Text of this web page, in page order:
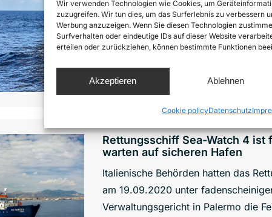
Wir verwenden Technologien wie Cookies, um
zuzugreifen. Wir tun dies, um das Surferlebnis zu verbessern
Werbung anzuzeigen. Wenn Sie diesen Technologien
Surfverhalten oder eindeutige IDs auf dieser Website
erteilen oder zurückziehen, können bestimmte Funktionen
Akzeptieren Ablehnen
Cookie policyDatenschutz
Gasplattform im zentralen
festsaßen. Trotz der akuten
Rettungsmaßnahmen eingeleitet,
Grenze der tunesischen und
Details
Rettungsschiff Sea-Watch 4 ist
warten auf sicheren Hafen
Italienische Behörden hatten das
am 19.09.2020 unter
Verwaltungsgericht in Palermo die